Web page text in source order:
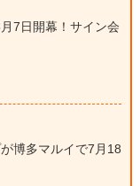
7日開幕！サイン会
博多マルイで7月18